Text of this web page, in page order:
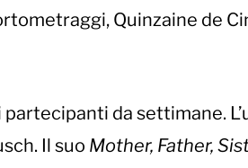
Quinzaine de
da settimane.
Il suo Mother, Father,